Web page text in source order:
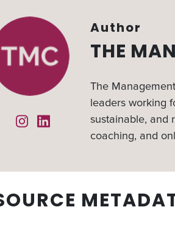
InstagramLinked In
Author
THE
The
leaders working
sustainable, and
coaching, and